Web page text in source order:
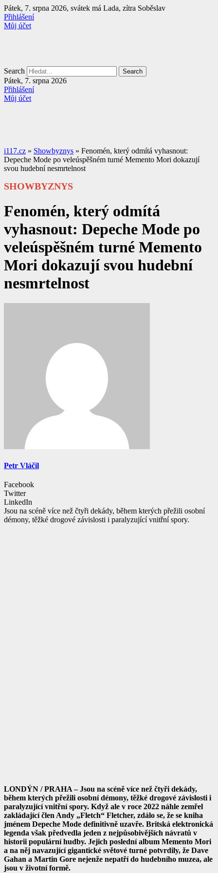
Přejít
k
obsahu
Pátek, 7. srpna 2026, svátek má Lada, zítra Soběslav
Přihlášení
Můj účet
Search Search
Pátek, 7. srpna 2026
Přihlášení
Můj účet
i117.cz » Showbyznys » Fenomén, který odmítá vyhasnout:
Depeche Mode po veleúspěšném turné Memento Mori dokazují
svou hudební nesmrtelnost
SHOWBYZNYS
Fenomén, který odmítá
vyhasnout: Depeche Mode po
veleúspěšném turné Memento
Mori dokazují svou hudební
nesmrtelnost
Petr Vláčil
Facebook
Twitter
LinkedIn
Jsou na scéně více než čtyři dekády, během kterých přežili osobní
démony, těžké drogové závislosti i paralyzující vnitřní spory.
LONDÝN / PRAHA – Jsou na scéně více než čtyři dekády,
během kterých přežili osobní démony, těžké drogové závislosti i
paralyzující vnitřní spory. Když ale v roce 2022 náhle zemřel
zakládající člen Andy „Fletch“ Fletcher, zdálo se, že se kniha
jménem Depeche Mode definitivně uzavře. Britská elektronická
legenda však předvedla jeden z nejpůsobivějších návratů v
historii populární hudby. Jejich poslední album Memento Mori
a na něj navazující gigantické světové turné potvrdily, že Dave
Gahan a Martin Gore nejenže nepatří do hudebního muzea, ale
jsou v životní formě.